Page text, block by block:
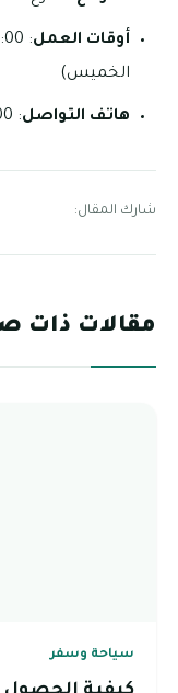
أوقات العمل
الخميس)
هاتف التواصل: 4000 309 04.
شارك المقال:
مقالات ذات
سياحة وسفر